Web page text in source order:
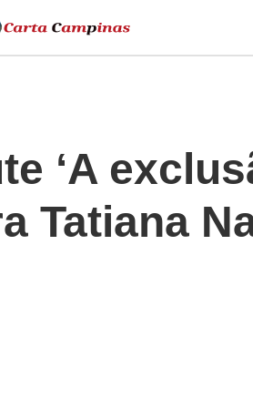
‘A
Tatiana